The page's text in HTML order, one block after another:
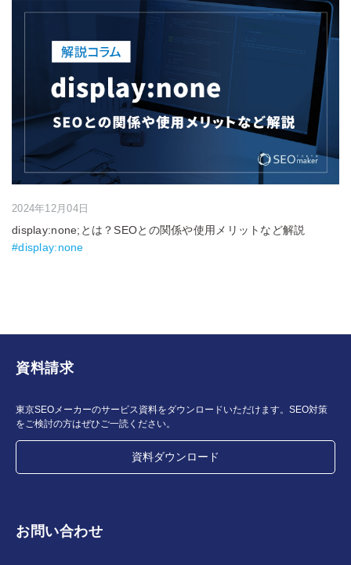
2024年12月04日
display:none;とは？SEOとの関係や使用メリットなど解説
#display:none
資料請求
東京SEOメーカーのサービス資料をダウンロードいただけます。SEO対策
をご検討の方はぜひご一読ください。
資料ダウンロード
お問い合わせ